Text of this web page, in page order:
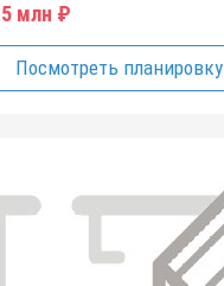
млн ₽
Посмотреть планировку